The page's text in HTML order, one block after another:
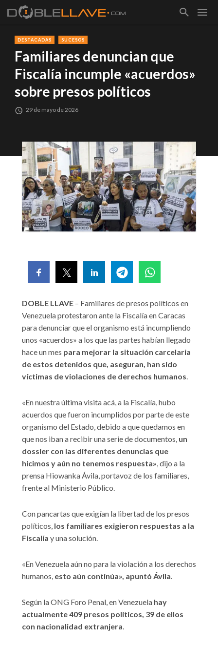
DESTACADAS SUCESOS
Familiares denuncian que
Fiscalía incumple «acuerdos»
sobre presos políticos
29 de mayo de 2026
DOBLE LLAVE – Familiares de presos políticos en
Venezuela protestaron ante la Fiscalía en Caracas
para denunciar que el organismo está incumpliendo
unos «acuerdos» a los que las partes habían llegado
hace un mes para mejorar la situación carcelaria
de estos detenidos que, aseguran, han sido
víctimas de violaciones de derechos humanos.
«En nuestra última visita acá, a la Fiscalía, hubo
acuerdos que fueron incumplidos por parte de este
organismo del Estado, debido a que quedamos en
que nos iban a recibir una serie de documentos, un
dossier con las diferentes denuncias que
hicimos y aún no tenemos respuesta», dijo a la
prensa Hiowanka Ávila, portavoz de los familiares,
frente al Ministerio Público.
Con pancartas que exigían la libertad de los presos
políticos, los familiares exigieron respuestas a la
Fiscalía y una solución.
«En Venezuela aún no para la violación a los derechos
humanos, esto aún continúa», apuntó Ávila.
Según la ONG Foro Penal, en Venezuela hay
actualmente 409 presos políticos, 39 de ellos
con nacionalidad extranjera.